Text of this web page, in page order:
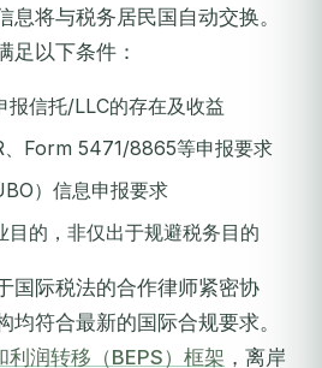
息将与税务居民国自动交换。
足以下条件：
报信托/LLC的存在及收益
、Form 5471/8865等申报要求
）信息申报要求
目的，非仅出于规避税务目的
国际税法的合作律师紧密协
均符合最新的国际合规要求。
利润转移（BEPS）框架 ，离岸